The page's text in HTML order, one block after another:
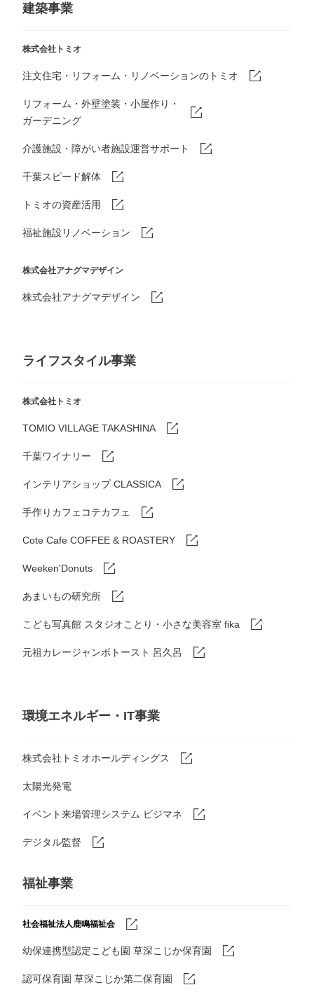
建築事業
株式会社トミオ
注文住宅・リフォーム・リノベーションのトミオ
リフォーム・外壁塗装・小屋作り・
ガーデニング
介護施設・障がい者施設運営サポート
千葉スピード解体
トミオの資産活用
福祉施設リノベーション
株式会社アナグマデザイン
株式会社アナグマデザイン
ライフスタイル事業
株式会社トミオ
TOMIO VILLAGE TAKASHINA
千葉ワイナリー
インテリアショップ CLASSICA
手作りカフェコテカフェ
Cote Cafe COFFEE & ROASTERY
Weeken'Donuts
あまいもの研究所
こども写真館 スタジオことり・小さな美容室 fika
元祖カレージャンボトースト 呂久呂
環境エネルギー・IT事業
株式会社トミオホールディングス
太陽光発電
イベント来場管理システム ビジマネ
デジタル監督
福祉事業
社会福祉法人鹿鳴福祉会
幼保連携型認定こども園 草深こじか保育園
認可保育園 草深こじか第二保育園